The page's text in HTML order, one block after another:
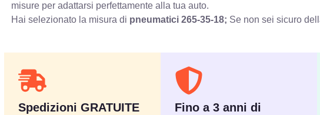
misure per adattarsi perfettamente alla tua auto.
Hai selezionato la misura di pneumatici265-35-18; Se non sei sicuro
Spedizioni GRATUITE
Fino a 3 anni di